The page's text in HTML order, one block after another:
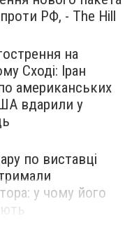
РФ, - The Hill
на
Сході: Іран
американських
вдарили у
по виставці
у чому його